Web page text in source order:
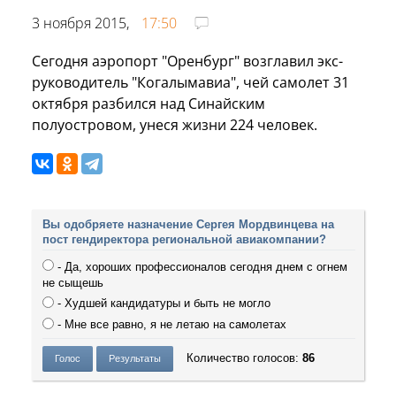
3 ноября 2015,
17:50
Сегодня аэропорт "Оренбург" возглавил экс-
руководитель "Когалымавиа", чей самолет 31
октября разбился над Синайским
полуостровом, унеся жизни 224 человек.
Вы одобряете назначение Сергея Мордвинцева на
пост гендиректора региональной авиакомпании?
- Да, хороших профессионалов сегодня днем с огнем
не сыщешь
- Худшей кандидатуры и быть не могло
- Мне все равно, я не летаю на самолетах
Количество голосов: 86